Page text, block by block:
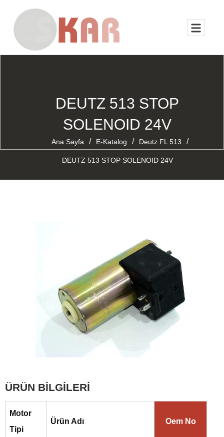
DEUTZ 513 STOP
SOLENOID 24V
Ana Sayfa / E-Katalog / Deutz FL 513 /
DEUTZ 513 STOP SOLENOID 24V
ÜRÜN BİLGİLERİ
Motor
Tipi
Ürün Adı Oem No